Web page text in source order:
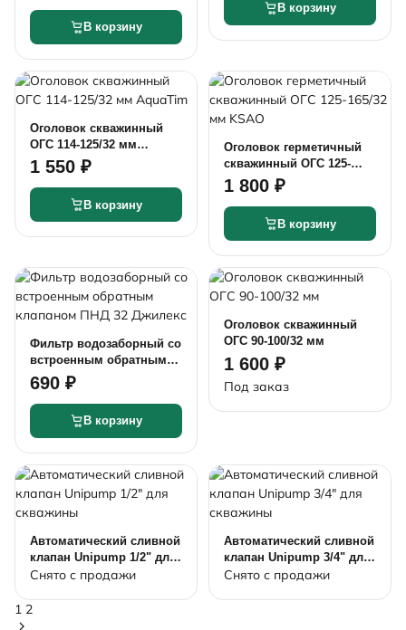
В корзину
В корзину
Оголовок скважинный
ОГС 114-125/32 мм
AquaTim
1 550 ₽
В корзину
Оголовок герметичный
скважинный ОГС 125-
165/32 мм KSAO
1 800 ₽
В корзину
Фильтр водозаборный со
встроенным обратным
клапаном ПНД 32
Джилекс
690 ₽
В корзину
Оголовок скважинный
ОГС 90-100/32 мм
1 600 ₽
Под заказ
Автоматический сливной
клапан Unipump 1/2" для
скважины
Снято с продажи
Автоматический сливной
клапан Unipump 3/4" для
скважины
Снято с продажи
1 2